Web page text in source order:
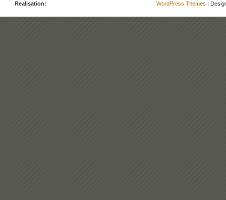
Realisation: WordPress Themes |